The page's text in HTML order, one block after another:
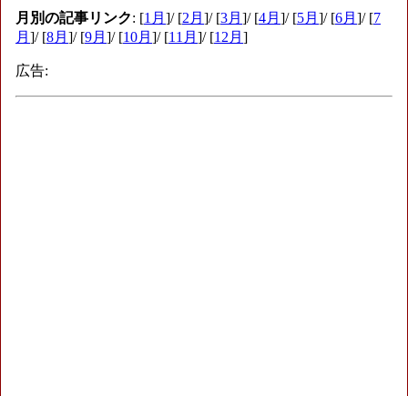
月別の記事リンク: [1月 ]/ [2月 ]/ [3月 ]/ [4月 ]/ [5月 ]/ [6月 ]/ [7
月 ]/ [8月 ]/ [9月 ]/ [10月 ]/ [11月 ]/ [12月 ]
広告: